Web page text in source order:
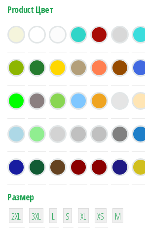
Product Цвет
Размер
38
2XL
16
3XL
42
L
42
S
42
XL XS
М